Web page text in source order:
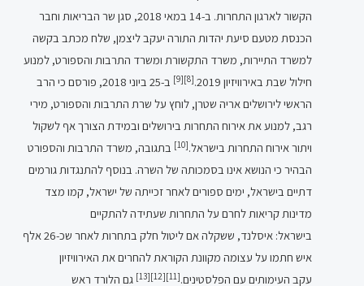
הקשור לארגון התחרות. ב-14 במאי 2018, סגן שר הבריאות וחבר
הכנסת מטעם סיעת יהדות התורה יעקב ליצמן, שלח מכתב בקשה
למשרד התיירות, משרד התקשורת ומשרד התרבות והספורט, למנוע
חילול שבת באירוויזיון 2019.
[8]
[9]
ב-25 ביוני 2018, פורסם כי הרב
הראשי לירושלים אריה שטרן, לוחץ על שרת התרבות והספורט, מירי
רגב, למנוע את אירוח התחרות בירושלים ובמידת הצורך אף לשקול
ויתור אירוח התחרות בישראל.[10]
בתגובה, משרד התרבות והספורט
הבהיר כי הנושא אינו בסמכותה של השרה. בנוסף להתנגדות גורמים
דתיים בישראל, ימים ספורים לאחר זכייתה של ישראל, קמו מצד
מדינות קריאות לחרם על התחרות שעתידה להתקיים
בישראל: איסלנד, ששקלה אם ליטול חלק בתחרות לאחר שכ-26 אלף
איש חתמו על עצומה מקוונת הקוראת להחרים את האירוויזיון
עקב העימותים עם הפלסטינים.[11]
[12]
[13] גם הלורד ראש